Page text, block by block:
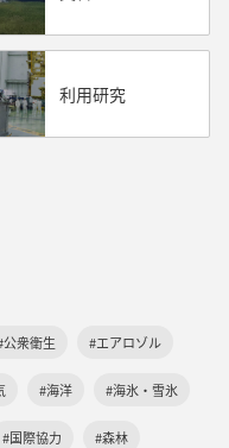
利用研究
公衆衛生 #エアロゾル
#海洋 #海氷・雪氷
#国際協力 #森林